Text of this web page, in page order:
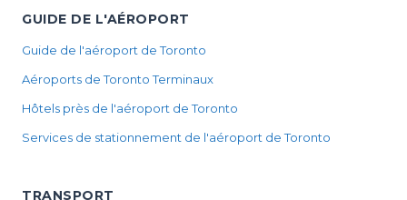
GUIDE DE L'AÉROPORT
Guide de l'aéroport de Toronto
Aéroports de Toronto Terminaux
Hôtels près de l'aéroport de Toronto
Services de stationnement de l'aéroport de Toronto
TRANSPORT